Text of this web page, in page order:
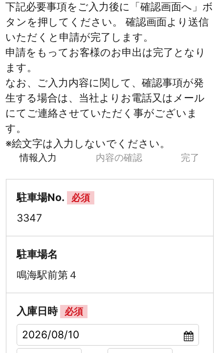
下記必要事項をご入力後に「確認画面へ」ボ
タンを押してください。 確認画面より送信
いただくと申請が完了します。
申請をもってお客様のお申出は完了となり
ます。
なお、ご入力内容に関して、確認事項が発
生する場合は、当社よりお電話又はメール
にてご連絡させていただく事がございま
す。
※絵文字は入力しないでください。
情報入力 内容の確認 完了
駐車場No. 必須
3347
駐車場名
鳴海駅前第４
入庫日時 必須